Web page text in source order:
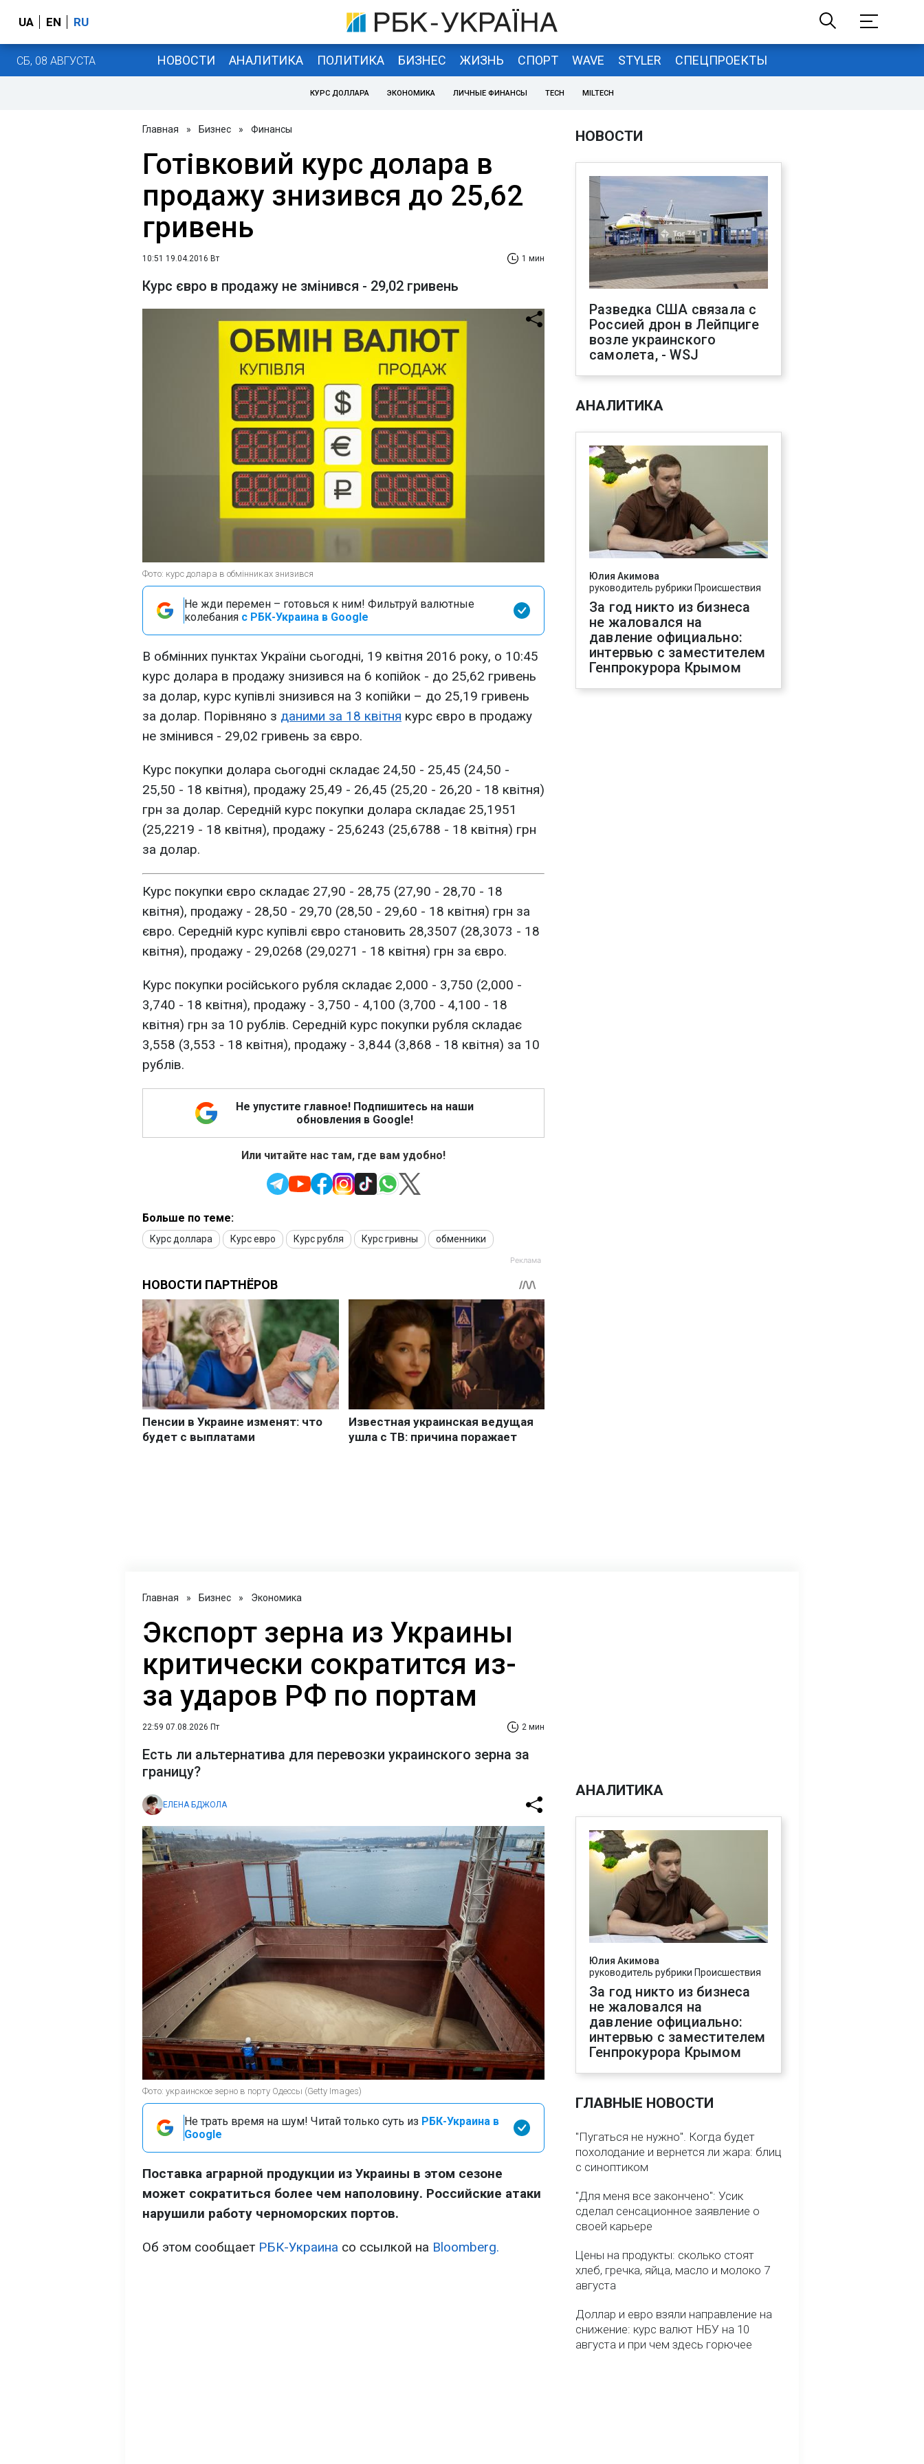
UA EN RU
СБ, 08 АВГУСТА НОВОСТИ АНАЛИТИКА ПОЛИТИКА БИЗНЕС ЖИЗНЬ СПОРТ WAVE STYLER СПЕЦПРОЕКТЫ
КУРС ДОЛЛАРА ЭКОНОМИКА ЛИЧНЫЕ ФИНАНСЫ TECH MILTECH
Главная » Бизнес » Финансы
Готівковий курс долара в
продажу знизився до 25,62
гривень
10:51 19.04.2016 Вт 1 мин
Курс євро в продажу не змінився - 29,02 гривень
Фото: курс долара в обмінниках знизився
Не жди перемен – готовься к ним! Фильтруй валютные
колебания с РБК-Украина в Google
В обмінних пунктах України сьогодні, 19 квітня 2016 року, о 10:45
курс долара в продажу знизився на 6 копійок - до 25,62 гривень
за долар, курс купівлі знизився на 3 копійки – до 25,19 гривень
за долар. Порівняно з даними за 18 квітня курс євро в продажу
не змінився - 29,02 гривень за євро.
Курс покупки долара сьогодні складає 24,50 - 25,45 (24,50 -
25,50 - 18 квітня), продажу 25,49 - 26,45 (25,20 - 26,20 - 18 квітня)
грн за долар. Середній курс покупки долара складає 25,1951
(25,2219 - 18 квітня), продажу - 25,6243 (25,6788 - 18 квітня) грн
за долар.
Курс покупки євро складає 27,90 - 28,75 (27,90 - 28,70 - 18
квітня), продажу - 28,50 - 29,70 (28,50 - 29,60 - 18 квітня) грн за
євро. Середній курс купівлі євро становить 28,3507 (28,3073 - 18
квітня), продажу - 29,0268 (29,0271 - 18 квітня) грн за євро.
Курс покупки російського рубля складає 2,000 - 3,750 (2,000 -
3,740 - 18 квітня), продажу - 3,750 - 4,100 (3,700 - 4,100 - 18
квітня) грн за 10 рублів. Середній курс покупки рубля складає
3,558 (3,553 - 18 квітня), продажу - 3,844 (3,868 - 18 квітня) за 10
рублів.
Не упустите главное! Подпишитесь на наши
обновления в Google!
Или читайте нас там, где вам удобно!
Больше по теме:
Курс доллара Курс евро Курс рубля Курс гривны обменники
НОВОСТИ
Разведка США связала с
Россией дрон в Лейпциге
возле украинского
самолета, - WSJ
АНАЛИТИКА
Юлия Акимова
руководитель рубрики Происшествия
За год никто из бизнеса
не жаловался на
давление официально:
интервью с заместителем
Генпрокурора Крымом
Главная » Бизнес » Экономика
Экспорт зерна из Украины
критически сократится из-
за ударов РФ по портам
22:59 07.08.2026 Пт 2 мин
Есть ли альтернатива для перевозки украинского зерна за
границу?
ЕЛЕНА БДЖОЛА
Фото: украинское зерно в порту Одессы (Getty Images)
Не трать время на шум! Читай только суть из РБК-Украина в
Google
Поставка аграрной продукции из Украины в этом сезоне
может сократиться более чем наполовину. Российские атаки
нарушили работу черноморских портов.
Об этом сообщает РБК-Украина со ссылкой на Bloomberg.
АНАЛИТИКА
Юлия Акимова
руководитель рубрики Происшествия
За год никто из бизнеса
не жаловался на
давление официально:
интервью с заместителем
Генпрокурора Крымом
ГЛАВНЫЕ НОВОСТИ
"Пугаться не нужно". Когда будет
похолодание и вернется ли жара: блиц
с синоптиком
"Для меня все закончено": Усик
сделал сенсационное заявление о
своей карьере
Цены на продукты: сколько стоят
хлеб, гречка, яйца, масло и молоко 7
августа
Доллар и евро взяли направление на
снижение: курс валют НБУ на 10
августа и при чем здесь горючее